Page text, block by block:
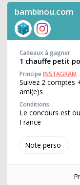
bambinou.com
Note perso
Cadeaux à gagner
1 chauffe petit
PrincipeINSTAGRAM
Suivez 2 comptes
ami(e)s
Conditions
Le concours est
France